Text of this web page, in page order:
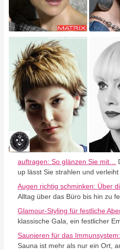
auftragen: So glänzen Sie mit…
up lässt Sie strahlen und
Augen richtig schminken: Über
Alltag über das Büro bis hin zu
Glamour-Styling für festliche
klassische Gala, ein festlicher
Saunieren für das
Sauna ist mehr als nur ein Ort,